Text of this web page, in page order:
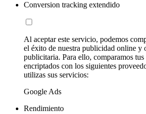
Conversion tracking extendido
Al aceptar este servicio, podemos
el éxito de nuestra publicidad online y
publicitaria. Para ello, comparamos tus
encriptados con los siguientes
utilizas sus servicios:
Google Ads
Rendimiento